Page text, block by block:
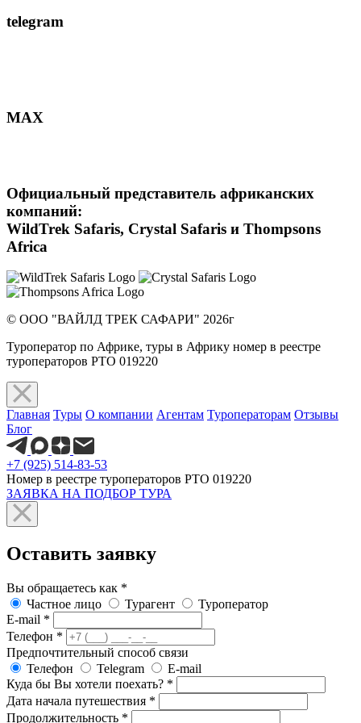
telegram
MAX
Официальный представитель африканских
компаний:
WildTrek Safaris, Crystal Safaris и Thompsons
Africa
© ООО "ВАЙЛД ТРЕК САФАРИ" 2026г
Туроператор по Африке, туры в Африку номер в реестре
туроператоров РТО 019220
Главная Туры О компании Агентам Туроператорам Отзывы
Блог
+7 (925) 514-83-53
Номер в реестре туроператоров РТО 019220
ЗАЯВКА НА ПОДБОР ТУРА
Оставить заявку
Вы обращаетесь как *
Частное лицо
Турагент
Туроператор
E-mail *
Телефон *
Предпочтительный способ связи
Телефон
Telegram
E-mail
Куда бы Вы хотели поехать? *
Дата начала путешествия *
Продолжительность *